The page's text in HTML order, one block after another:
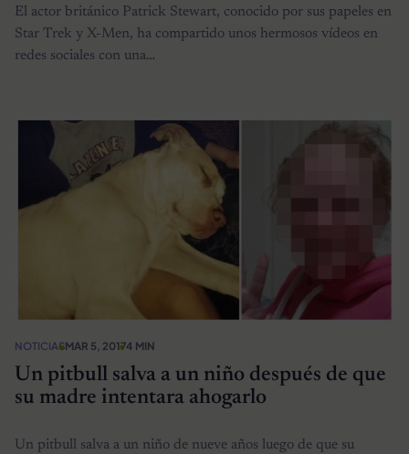
El actor británico Patrick Stewart, conocido por sus papeles en
Star Trek y X-Men, ha compartido unos hermosos vídeos en
redes sociales con una…
NOTICIASMAR 5, 20174 MIN
Un pitbull salva a un niño después de que
su madre intentara ahogarlo
Un pitbull salva a un niño de nueve años luego de que su